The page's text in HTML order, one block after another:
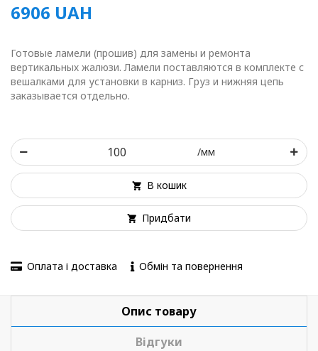
6906 UAH
Готовые ламели (прошив) для замены и ремонта
вертикальных жалюзи. Ламели поставляются в комплекте с
вешалками для установки в карниз. Груз и нижняя цепь
заказывается отдельно.
/мм
В кошик
Придбати
Оплата і доставка Обмін та повернення
Опис товару
Відгуки